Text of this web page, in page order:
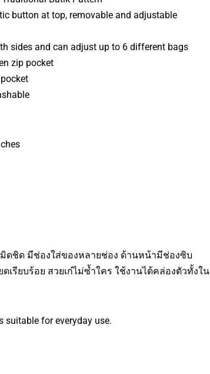
button at top, removable and adjustable
sides and can adjust up to 6 different bags
zip pocket
มิดชิด มีช่องใส่ของหลายช่อง ด้านหน้ามีช่องซิบ
รียบร้อย สวยเก๋ไม่ซ้ำใคร ใช้งานได้คล่องตัวทั้งใน
suitable for everyday use.